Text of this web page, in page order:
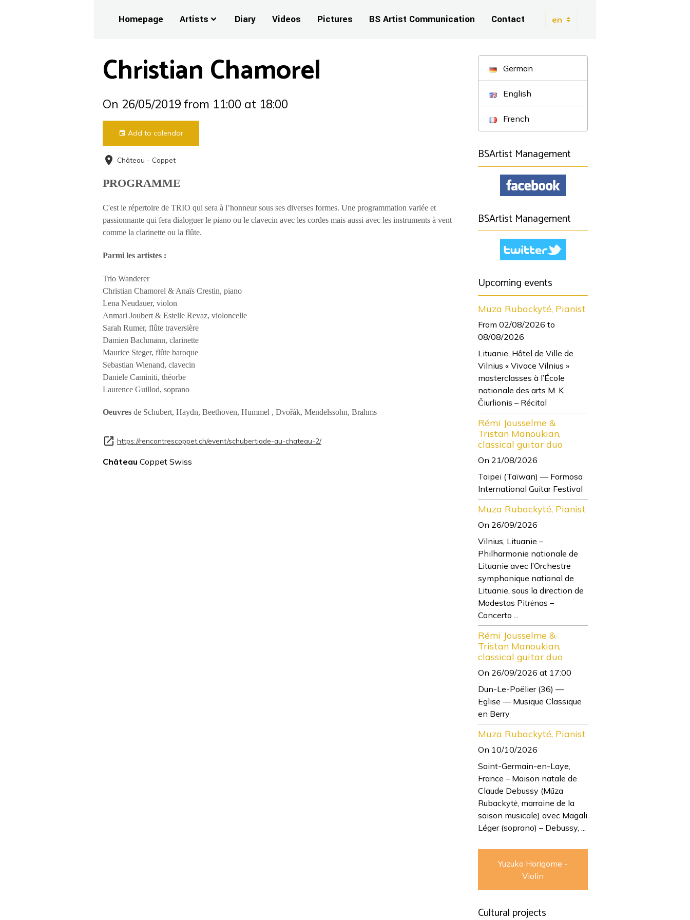
Homepage Artists Diary Videos Pictures BS Artist Communication Contact
Christian Chamorel
On 26/05/2019 from 11:00 at 18:00
Add to calendar
Château - Coppet
PROGRAMME
C'est le répertoire de TRIO qui sera à l’honneur sous ses diverses formes. Une programmation variée et
passionnante qui fera dialoguer le piano ou le clavecin avec les cordes mais aussi avec les instruments à vent
comme la clarinette ou la flûte.
Parmi les artistes :
Trio Wanderer
Christian Chamorel & Anaïs Crestin, piano
Lena Neudauer, violon
Anmari Joubert & Estelle Revaz, violoncelle
Sarah Rumer, flûte traversière
Damien Bachmann, clarinette
Maurice Steger, flûte baroque
Sebastian Wienand, clavecin
Daniele Caminiti, théorbe
Laurence Guillod, soprano
Oeuvres de Schubert, Haydn, Beethoven, Hummel , Dvořák, Mendelssohn, Brahms
https://rencontrescoppet.ch/event/schubertiade-au-chateau-2/
Château Coppet Swiss
German
English
French
BSArtist Management
BSArtist Management
Upcoming events
Muza Rubackyté, Pianist
From 02/08/2026 to
08/08/2026
Lituanie, Hôtel de Ville de
Vilnius « Vivace Vilnius »
masterclasses à l’École
nationale des arts M. K.
Čiurlionis – Récital
Rémi Jousselme &
Tristan Manoukian,
classical guitar duo
On 21/08/2026
Taipei (Taïwan) — Formosa
International Guitar Festival
Muza Rubackyté, Pianist
On 26/09/2026
Vilnius, Lituanie –
Philharmonie nationale de
Lituanie avec l’Orchestre
symphonique national de
Lituanie, sous la direction de
Modestas Pitrėnas –
Concerto ...
Rémi Jousselme &
Tristan Manoukian,
classical guitar duo
On 26/09/2026 at 17:00
Dun-Le-Poëlier (36) —
Eglise — Musique Classique
en Berry
Muza Rubackyté, Pianist
On 10/10/2026
Saint-Germain-en-Laye,
France – Maison natale de
Claude Debussy (Mūza
Rubackytė, marraine de la
saison musicale) avec Magali
Léger (soprano) – Debussy, ...
Yuzuko Horigome -
Violin
Cultural projects